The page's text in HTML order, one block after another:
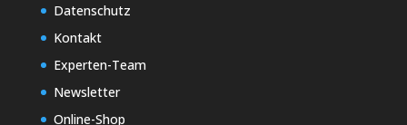
Datenschutz
Kontakt
Experten-Team
Newsletter
Online-Shop